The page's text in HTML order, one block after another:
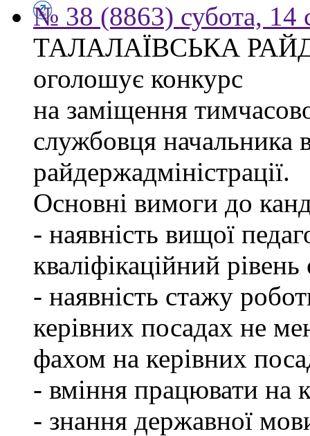
№ 38 (8863) субота, 14
ТАЛАЛАЇВСЬКА
оголошує конкурс
на заміщення
службовця начальника
райдержадміністрації.
Основні вимоги до
- наявність вищої
кваліфікаційний рівень
- наявність стажу
керівних посадах не
фахом на керівних
- вміння працювати на
- знання державної